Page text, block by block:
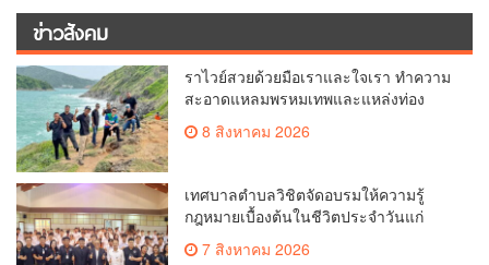
ข่าวสังคม
ราไวย์สวยด้วยมือเราและใจเรา ทำความ
สะอาดแหลมพรหมเทพและแหล่งท่อง
เที่ยว8 สิงหาคม 2026
เทศบาลตำบลวิชิตจัดอบรมให้ความรู้
กฎหมายเบื้องต้นในชีวิตประจำวันแก่
7 สิงหาคม 2026